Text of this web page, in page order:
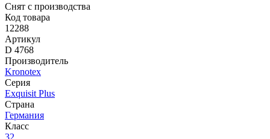
Снят с производства
Код товара
12288
Артикул
D 4768
Производитель
Kronotex
Серия
Exquisit Plus
Страна
Германия
Класс
32